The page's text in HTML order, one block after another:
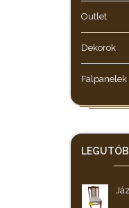
Outlet
Dekorok
Falpanelek